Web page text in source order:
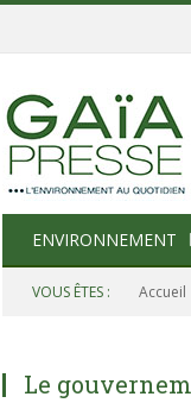
ENVIRONNEMENT
VOUS ÊTES : Accueil
Le